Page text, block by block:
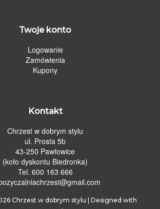
Twoje konto
Logowanie
Zamówienia
Kupony
Kontakt
Chrzest w dobrym stylu
ul. Prosta 5b
43-250 Pawłowice
(koło dyskontu Biedronka)
Tel. 600 163 666
Chrzest w dobrym stylu | Designed with